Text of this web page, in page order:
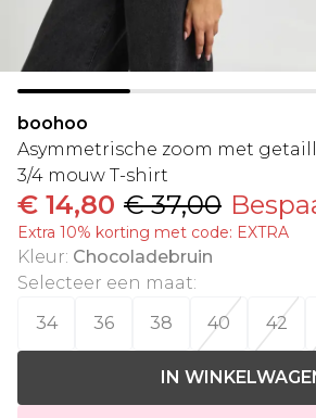
boohoo
Asymmetrische zoom met
3/4 mouw T-shirt
€ 14,80 € 37,00
Extra 10% korting met code: EXTRA
Kleur: Chocoladebruin
Selecteer een maat:
34
36 38 40 42
IN